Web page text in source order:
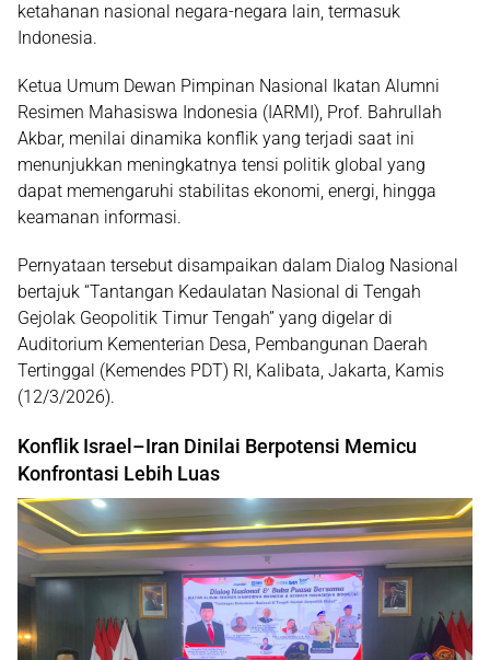
ketahanan nasional negara-negara lain, termasuk
Indonesia.
Ketua Umum Dewan Pimpinan Nasional Ikatan Alumni
Resimen Mahasiswa Indonesia (IARMI), Prof. Bahrullah
Akbar, menilai dinamika konflik yang terjadi saat ini
menunjukkan meningkatnya tensi politik global yang
dapat memengaruhi stabilitas ekonomi, energi, hingga
keamanan informasi.
Pernyataan tersebut disampaikan dalam Dialog Nasional
bertajuk “Tantangan Kedaulatan Nasional di Tengah
Gejolak Geopolitik Timur Tengah” yang digelar di
Auditorium Kementerian Desa, Pembangunan Daerah
Tertinggal (Kemendes PDT) RI, Kalibata, Jakarta, Kamis
(12/3/2026).
Konflik Israel–Iran Dinilai Berpotensi Memicu
Konfrontasi Lebih Luas